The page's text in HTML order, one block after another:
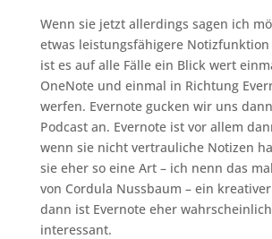
Wenn sie jetzt allerdings sagen ich
etwas leistungsfähigere
ist es auf alle Fälle ein Blick wert
OneNote und einmal in Richtung
werfen. Evernote gucken wir uns
Podcast an. Evernote ist vor allem
wenn sie nicht vertrauliche Notizen
sie eher so eine Art – ich nenn das
von Cordula Nussbaum – ein
dann ist Evernote eher
interessant.